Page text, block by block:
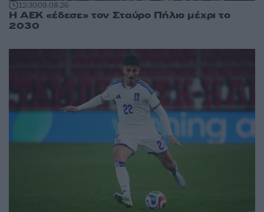
12:3009.08.26
Η ΑΕΚ «έδεσε» τον Σταύρο Πήλιο μέχρι το
2030